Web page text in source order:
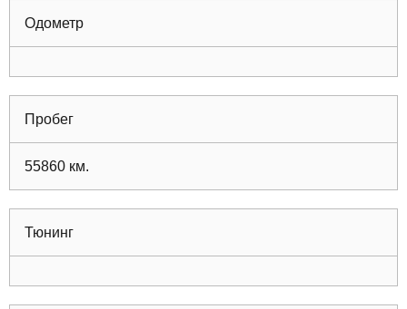
Одометр
Пробег
55860 км.
Тюнинг